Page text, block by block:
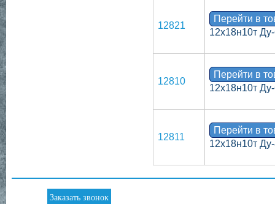
12821
Перейти в
12х18н10т
12810
Перейти в
12х18н10т
12811
Перейти в
12х18н10т
Заказать звонок